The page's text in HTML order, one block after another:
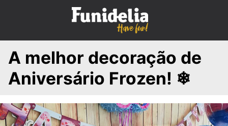
p
n
t
A melhor decoração de
Aniversário Frozen! ❄